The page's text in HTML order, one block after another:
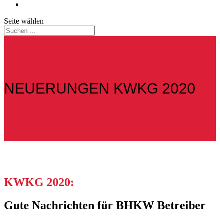
Seite wählen
NEUERUNGEN KWKG 2020
KWKG 2020:
Gute Nachrichten für BHKW Betreiber